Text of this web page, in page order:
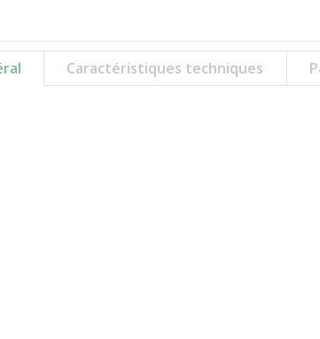
Caractéristiques techniques